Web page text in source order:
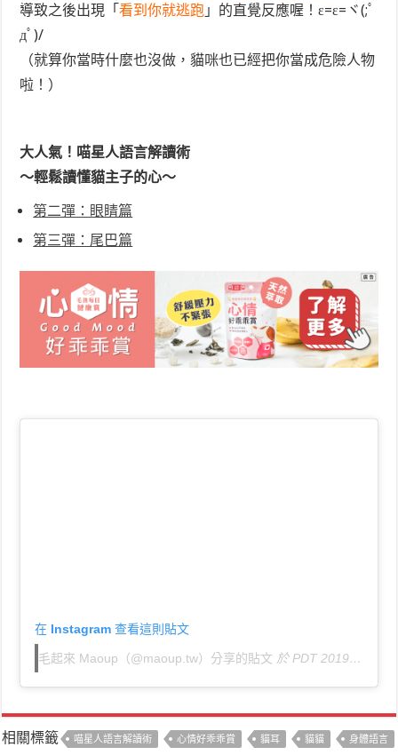
導致之後出現「看到你就逃跑 」的直覺反應喔！ε=ε=ヾ(;ﾟ
дﾟ)/
（就算你當時什麼也沒做，貓咪也已經把你當成危險人物
啦！）
大人氣！喵星人語言解讀術
～輕鬆讀懂貓主子的心～
第二彈：眼睛篇
第三彈：尾巴篇
在 Instagram 查看這則貼文
毛起來 Maoup（@maoup.tw）分享的貼文 於 PDT 2019 年 10月 月 19 日 下午 7:31
相關標籤 喵星人語言解讀術 心情好乖乖賞 貓耳 貓貓 身體語言